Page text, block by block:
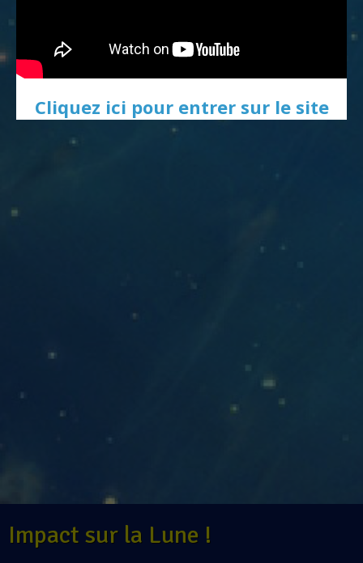
Impact sur la Lune !
Cliquez ici pour entrer sur le site